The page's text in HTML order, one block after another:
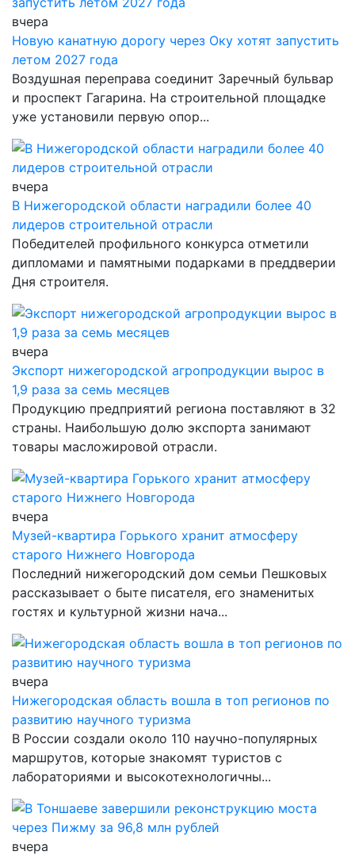
вчера
Новую канатную дорогу через Оку хотят запустить
летом 2027 года
Воздушная переправа соединит Заречный бульвар
и проспект Гагарина. На строительной площадке
уже установили первую опор...
вчера
В Нижегородской области наградили более 40
лидеров строительной отрасли
Победителей профильного конкурса отметили
дипломами и памятными подарками в преддверии
Дня строителя.
вчера
Экспорт нижегородской агропродукции вырос в
1,9 раза за семь месяцев
Продукцию предприятий региона поставляют в 32
страны. Наибольшую долю экспорта занимают
товары масложировой отрасли.
вчера
Музей-квартира Горького хранит атмосферу
старого Нижнего Новгорода
Последний нижегородский дом семьи Пешковых
рассказывает о быте писателя, его знаменитых
гостях и культурной жизни нача...
вчера
Нижегородская область вошла в топ регионов по
развитию научного туризма
В России создали около 110 научно-популярных
маршрутов, которые знакомят туристов с
лабораториями и высокотехнологичны...
вчера